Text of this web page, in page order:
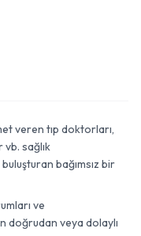
veren tıp doktorları,
sağlık
bağımsız bir
ve
doğrudan veya dolaylı